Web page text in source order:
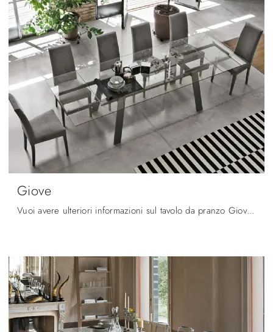
Giove
Vuoi avere ulteriori informazioni sul tavolo da pranzo Giove di Target Point? Clicca e ottieni informazioni sui modelli allungabili del marchio.